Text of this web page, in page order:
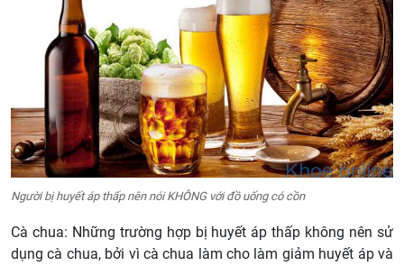
Người bị huyết áp thấp nên nói KHÔNG với đồ uống có cồn
Cà chua: Những trường hợp bị huyết áp thấp không nên sử
dụng cà chua, bởi vì cà chua làm cho làm giảm huyết áp và